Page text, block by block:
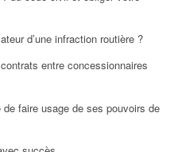
d’une infraction routière ?
entre concessionnaires
de faire usage de ses pouvoirs de